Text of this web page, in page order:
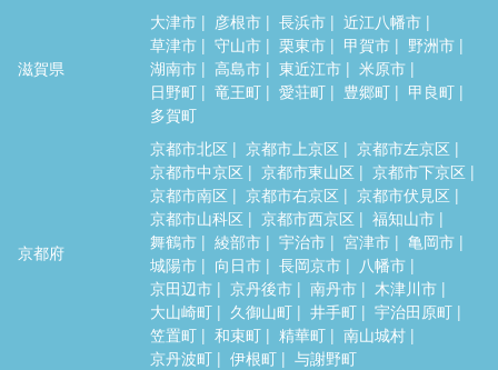
滋賀県
大津市 彦根市 長浜市
近江八幡市
草津市
守山市 栗東市 甲賀市
野洲市
湖南市
高島市 東近江市
米原市
日野町
竜王町 愛荘町 豊郷町
甲良町
多賀町
京都府
京都市北区 京都市上京区
京都市左京区
京都市中京区
京都市東山区
京都市下京区
京都市南区
京都市右京区
京都市伏見区
京都市山科区
京都市西京区
福知山市
舞鶴市
綾部市 宇治市 宮津市
亀岡市
城陽市
向日市 長岡京市
八幡市
京田辺市
京丹後市 南丹市
木津川市
大山崎町
久御山町 井手町
宇治田原町
笠置町
和束町 精華町
南山城村
京丹波町
伊根町 与謝野町